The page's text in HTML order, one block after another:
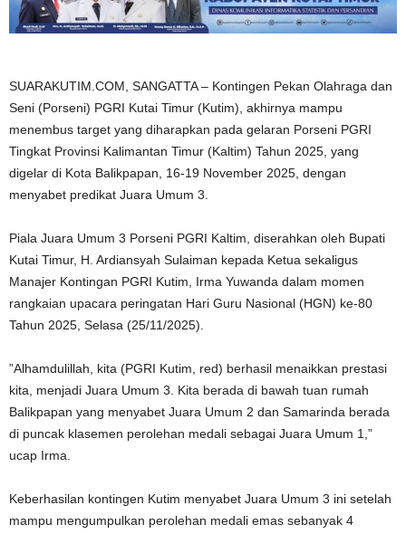
SUARAKUTIM.COM, SANGATTA – Kontingen Pekan Olahraga dan
Seni (Porseni) PGRI Kutai Timur (Kutim), akhirnya mampu
menembus target yang diharapkan pada gelaran Porseni PGRI
Tingkat Provinsi Kalimantan Timur (Kaltim) Tahun 2025, yang
digelar di Kota Balikpapan, 16-19 November 2025, dengan
menyabet predikat Juara Umum 3.
Piala Juara Umum 3 Porseni PGRI Kaltim, diserahkan oleh Bupati
Kutai Timur, H. Ardiansyah Sulaiman kepada Ketua sekaligus
Manajer Kontingan PGRI Kutim, Irma Yuwanda dalam momen
rangkaian upacara peringatan Hari Guru Nasional (HGN) ke-80
Tahun 2025, Selasa (25/11/2025).
”Alhamdulillah, kita (PGRI Kutim, red) berhasil menaikkan prestasi
kita, menjadi Juara Umum 3. Kita berada di bawah tuan rumah
Balikpapan yang menyabet Juara Umum 2 dan Samarinda berada
di puncak klasemen perolehan medali sebagai Juara Umum 1,”
ucap Irma.
Keberhasilan kontingen Kutim menyabet Juara Umum 3 ini setelah
mampu mengumpulkan perolehan medali emas sebanyak 4